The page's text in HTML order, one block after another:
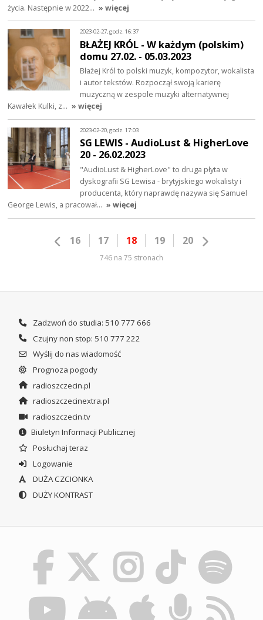
życia. Następnie w 2022… » więcej
2023-02-27, godz. 16:37
BŁAŻEJ KRÓL - W każdym (polskim)
domu 27.02. - 05.03.2023
Błażej Król to polski muzyk, kompozytor, wokalista
i autor tekstów. Rozpoczął swoją karierę
muzyczną w zespole muzyki alternatywnej
Kawałek Kulki, z… » więcej
2023-02-20, godz. 17:03
SG LEWIS - AudioLust & HigherLove
20 - 26.02.2023
"AudioLust & HigherLove" to druga płyta w
dyskografii SG Lewisa - brytyjskiego wokalisty i
producenta, który naprawdę nazywa się Samuel
George Lewis, a pracował… » więcej
16 17 18 19 20
746 na 75 stronach
Zadzwoń do studia: 510 777 666
Czujny non stop: 510 777 222
Wyślij do nas wiadomość
Prognoza pogody
radioszczecin.pl
radioszczecinextra.pl
radioszczecin.tv
Biuletyn Informacji Publicznej
Posłuchaj teraz
Logowanie
DUŻA CZCIONKA
DUŻY KONTRAST